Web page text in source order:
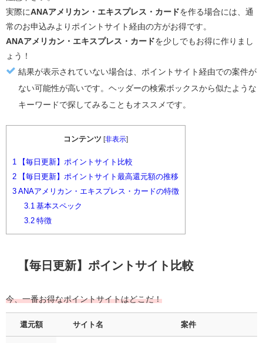
実際にANAアメリカン・エキスプレス・カードを作る場合には、通
常のお申込みより ポイントサイト経由の方がお得です。
ANAアメリカン・エキスプレス・カードを少しでもお得に作りまし
ょう！
結果が表示されていない場合は、ポイントサイト経由での案件が
ない可能性が高いです。ヘッダーの検索ボックスから似たような
キーワードで探してみることもオススメです。
コンテンツ [非表示]
1
【毎日更新】ポイントサイト比較
2 【毎日更新】ポイントサイト最高還元額の推移
3 ANAアメリカン・エキスプレス・カードの特徴
3.1 基本スペック
3.2特徴
【毎日更新】ポイントサイト比較
今、一番お得なポイントサイトはどこだ！
還元額 サイト名 案件